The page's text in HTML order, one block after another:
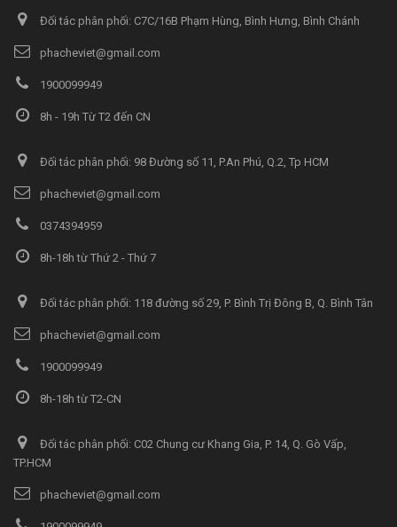
Đối tác phân phối: C7C/16B Phạm Hùng, Bình Hưng, Bình Chánh
phacheviet@gmail.com
1900099949
8h - 19h Từ T2 đến CN
Đối tác phân phối: 98 Đường số 11, P.An Phú, Q.2, Tp HCM
phacheviet@gmail.com
0374394959
8h-18h từ Thứ 2 - Thứ 7
Đối tác phân phối: 118 đường số 29, P. Bình Trị Đông B, Q. Bình Tân
phacheviet@gmail.com
1900099949
8h-18h từ T2-CN
Đối tác phân phối: C02 Chung cư Khang Gia, P. 14, Q. Gò Vấp,
TP.HCM
phacheviet@gmail.com